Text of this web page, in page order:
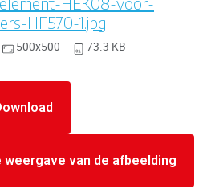
HF570-1.jpg
500x500 73.3 KB
van de afbeelding